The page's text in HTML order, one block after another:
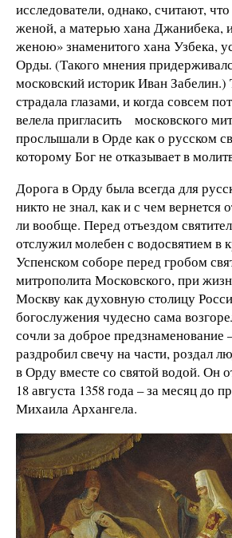
исследователи, однако, считают,
женой, а матерью хана Джанибека,
женою» знаменитого хана Узбека,
Орды. (Такого мнения
московский историк Иван
страдала глазами, и когда совсем
велела пригласить московского
прослышали в Орде как о русском
которому Бог не отказывает в
Дорога в Орду была всегда для
никто не знал, как и с чем вернется
ли вообще. Перед отъездом
отслужил молебен с водосвятием в
Успенском соборе перед гробом
митрополита Московского, при
Москву как духовную столицу
богослужения чудесно сама
сочли за доброе предзнаменование
раздробил свечу на части, роздал
в Орду вместе со святой водой. Он
18 августа 1358 года – за месяц до
Михаила Архангела.